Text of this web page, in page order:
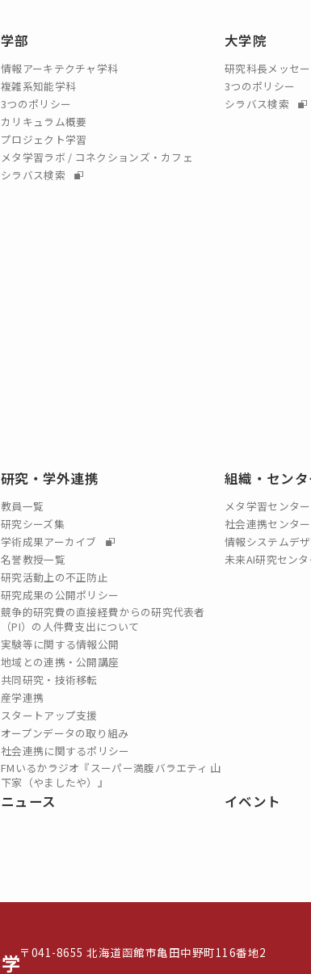
学部
情報アーキテクチャ学科
複雑系知能学科
3つのポリシー
カリキュラム概要
プロジェクト学習
メタ学習ラボ / コネクションズ・カフェ
シラバス検索
大学院
研究科長メッセ
3つのポリシー
シラバス検索
研究・学外連携
教員一覧
研究シーズ集
学術成果アーカイブ
名誉教授一覧
研究活動上の不正防止
研究成果の公開ポリシー
競争的研究費の直接経費からの研究代表者
（PI）の⼈件費⽀出について
実験等に関する情報公開
地域との連携・公開講座
共同研究・技術移転
産学連携
スタートアップ支援
オープンデータの取り組み
社会連携に関するポリシー
FMいるかラジオ『スーパー満腹バラエティ 山
下家（やましたや）』
組織・センタ
メタ学習センター
社会連携センター
情報システムデ
未来AI研究センタ
ニュース イベント
〒041-8655 北海道函館市亀田中野町116番地2